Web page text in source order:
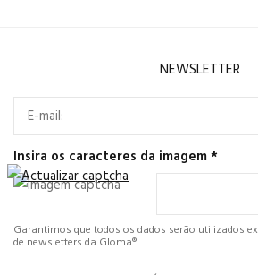
NEWSLETTER
Insira os caracteres da imagem*
Garantimos que todos os dados serão utilizados
de newsletters da Gloma®.